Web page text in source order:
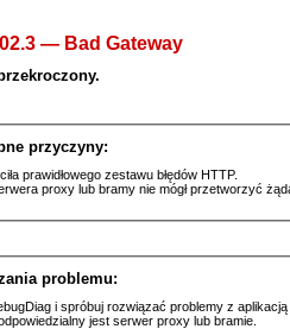
— Bad Gateway
przyczyny:
prawidłowego zestawu błędów HTTP.
proxy lub bramy nie mógł przetworzyć
problemu:
i spróbuj rozwiązać problemy z
jest serwer proxy lub bramie.